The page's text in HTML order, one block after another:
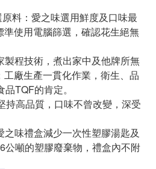
料：愛之味選用鮮度及口味最
使用電腦篩選，確認花生絕無
製程技術，煮出家中及他牌所無
廠生產一貫化作業，衛生、品
TQF的肯定。
持高品質，口味不曾改變，深受
味禮盒減少一次性塑膠湯匙及
公噸的塑膠廢棄物，禮盒內不附